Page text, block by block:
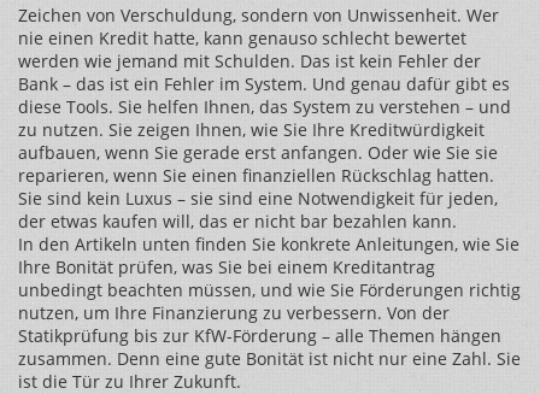
Zeichen von Verschuldung, sondern von Unwissenheit. Wer
nie einen Kredit hatte, kann genauso schlecht bewertet
werden wie jemand mit Schulden. Das ist kein Fehler der
Bank – das ist ein Fehler im System. Und genau dafür gibt es
diese Tools. Sie helfen Ihnen, das System zu verstehen – und
zu nutzen. Sie zeigen Ihnen, wie Sie Ihre Kreditwürdigkeit
aufbauen, wenn Sie gerade erst anfangen. Oder wie Sie sie
reparieren, wenn Sie einen finanziellen Rückschlag hatten.
Sie sind kein Luxus – sie sind eine Notwendigkeit für jeden,
der etwas kaufen will, das er nicht bar bezahlen kann.
In den Artikeln unten finden Sie konkrete Anleitungen, wie Sie
Ihre Bonität prüfen, was Sie bei einem Kreditantrag
unbedingt beachten müssen, und wie Sie Förderungen richtig
nutzen, um Ihre Finanzierung zu verbessern. Von der
Statikprüfung bis zur KfW-Förderung – alle Themen hängen
zusammen. Denn eine gute Bonität ist nicht nur eine Zahl. Sie
ist die Tür zu Ihrer Zukunft.